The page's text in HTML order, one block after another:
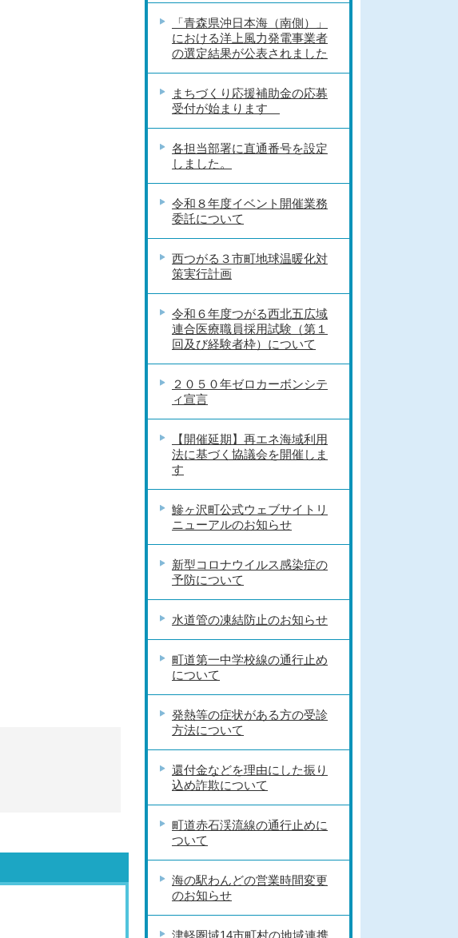
「青森県沖日本海（南側）」
における洋上風力発電事業者
の選定結果が公表されました
まちづくり応援補助金の応募
受付が始まります
各担当部署に直通番号を設定
しました。
令和８年度イベント開催業務
委託について
西つがる３市町地球温暖化対
策実行計画
令和６年度つがる西北五広域
連合医療職員採用試験（第１
回及び経験者枠）について
２０５０年ゼロカーボンシテ
ィ宣言
【開催延期】再エネ海域利用
法に基づく協議会を開催しま
す
鰺ヶ沢町公式ウェブサイトリ
ニューアルのお知らせ
新型コロナウイルス感染症の
予防について
水道管の凍結防止のお知らせ
町道第一中学校線の通行止め
について
発熱等の症状がある方の受診
方法について
還付金などを理由にした振り
込め詐欺について
町道赤石渓流線の通行止めに
ついて
海の駅わんどの営業時間変更
のお知らせ
津軽圏域14市町村の地域連携